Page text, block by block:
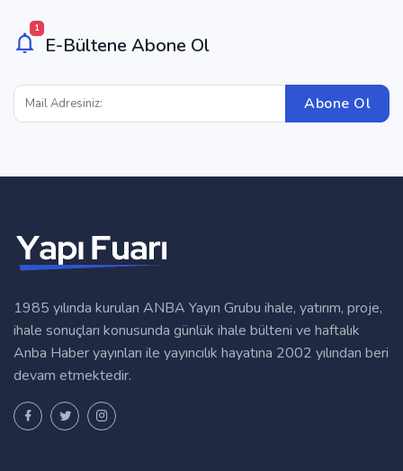
1
E-Bültene Abone Ol
Abone Ol
1985 yılında kurulan ANBA Yayın Grubu ihale, yatırım, proje,
ihale sonuçları konusunda günlük ihale bülteni ve haftalık
Anba Haber yayınları ile yayıncılık hayatına 2002 yılından beri
devam etmektedir.